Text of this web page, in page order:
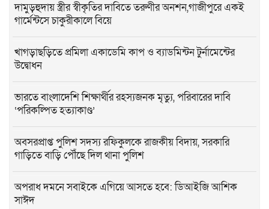
দামুড়হুদায় স্ত্রীর স্বীকৃতির দাবিতে তরুণীর অনশন,গাজীপুরে একই
গার্মেন্টসে চাকুরীকালে বিয়ে
খাগড়াছড়িতে প্রমিলা একাডেমি কাপ ও ব্যাডমিন্টন টুর্নামেন্টের
উদ্বোধন
ভারতে বাংলাদেশি শিক্ষার্থীর রহস্যজনক মৃত্যু, পরিবারের দাবি
‘পরিকল্পিত হত্যাকাণ্ড’
অবসরপ্রাপ্ত পুলিশ সদস্য রফিকুলকে রাজকীয় বিদায়, সরকারি
গাড়িতে বাড়ি পৌঁছে দিল থানা পুলিশ
অপরাধ দমনে সবাইকে এগিয়ে আসতে হবে: ডিআইজি আশিক
সাঈদ